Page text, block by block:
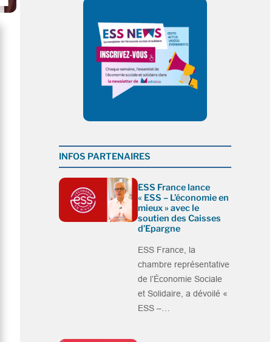
INFOS PARTENAIRES
ESS France lance
« ESS – L’économie en
mieux » avec le
soutien des Caisses
d’Epargne
ESS France, la
chambre représentative
de l’Économie Sociale
et Solidaire, a dévoilé «
ESS –…